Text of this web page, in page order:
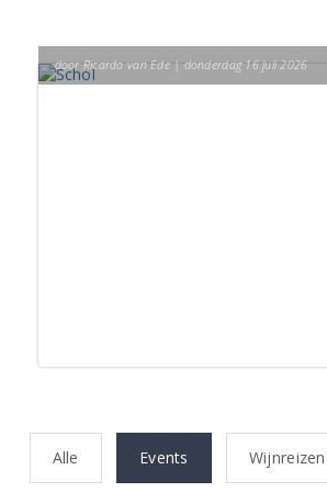
door Ricardo van Ede | donderdag 16 juli 2026
Alle Events Wijnreizen